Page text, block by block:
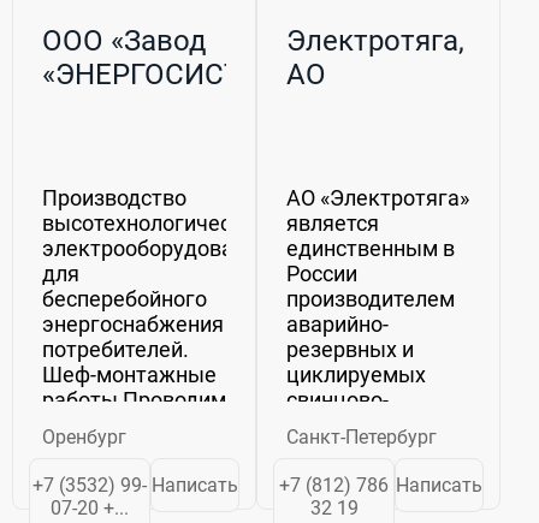
ООО «Завод
«ЭНЕРГОСИСТЕМЫ»
Производство
высотехнологического
электрооборудования
для
бесперебойного
энергоснабжения
потребителей.
Шеф-монтажные
работы Проводим
шеф-монтажные
работы на
объектах
заказчика
Оренбург
+7 (3532) 99-
07-20 +...
Написать
Электротяга,
АО
АО «Электротяга»
является
единственным в
России
производителем
аварийно-
резервных и
циклируемых
свинцово-
кислотных
аккумуляторов
для подводных
лодок ВМФ РФ
Санкт-Петербург
+7 (812) 786
32 19
Написать